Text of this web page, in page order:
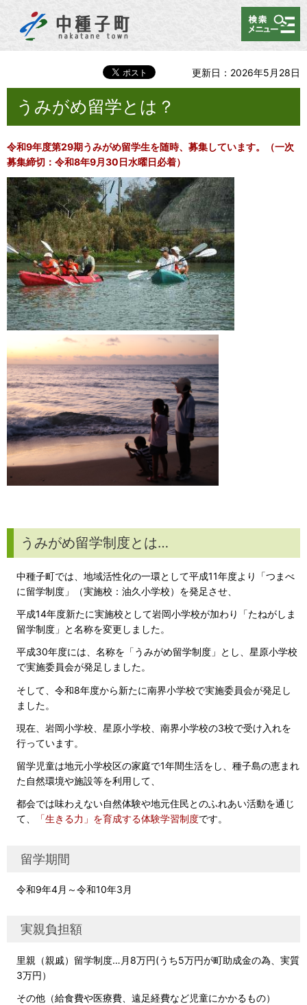
メニュー
更新日：2026年5月28日
うみがめ留学とは？
令和9年度第29期うみがめ留学生を随時、募集しています。（一次
募集締切：令和8年9月30日水曜日必着）
うみがめ留学制度とは…
中種子町では、地域活性化の一環として平成11年度より「つまべ
に留学制度」（実施校：油久小学校）を発足させ、
平成14年度新たに実施校として岩岡小学校が加わり「たねがしま
留学制度」と名称を変更しました。
平成30年度には、名称を「うみがめ留学制度」とし、星原小学校
で実施委員会が発足しました。
そして、令和8年度から新たに南界小学校で実施委員会が発足し
ました。
現在、岩岡小学校、星原小学校、南界小学校の3校で受け入れを
行っています。
留学児童は地元小学校区の家庭で1年間生活をし、種子島の恵まれ
た自然環境や施設等を利用して、
都会では味わえない自然体験や地元住民とのふれあい活動を通じ
て、
「生きる力」を育成する体験学習制度です。
留学期間
令和9年4月～令和10年3月
実親負担額
里親（親戚）留学制度…月8万円(うち5万円が町助成金の為、実質
3万円）
その他（給食費や医療費、遠足経費など児童にかかるもの）